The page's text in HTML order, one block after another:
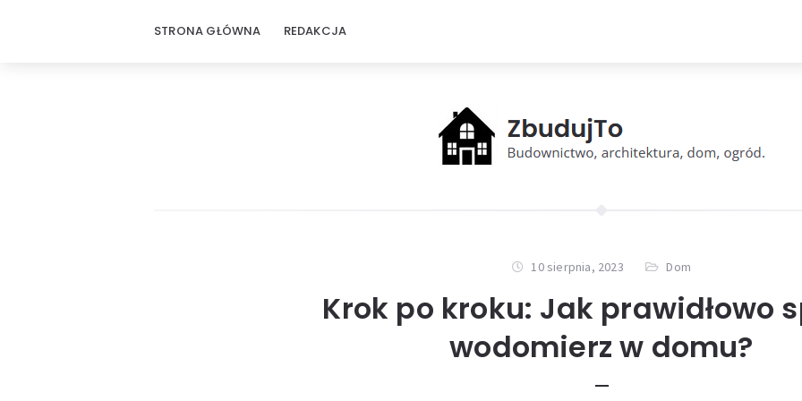
STRONA GŁÓWNA REDAKCJA
10 sierpnia, 2023 Dom
Krok po kroku: Jak prawidłowo
wodomierz w domu?